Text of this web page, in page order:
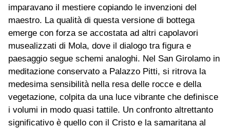
imparavano il mestiere copiando le invenzioni del
maestro. La qualità di questa versione di bottega
emerge con forza se accostata ad altri capolavori
musealizzati di Mola, dove il dialogo tra figura e
paesaggio segue schemi analoghi. Nel San Girolamo in
meditazione conservato a Palazzo Pitti, si ritrova la
medesima sensibilità nella resa delle rocce e della
vegetazione, colpita da una luce vibrante che definisce
i volumi in modo quasi tattile. Un confronto altrettanto
significativo è quello con il Cristo e la samaritana al